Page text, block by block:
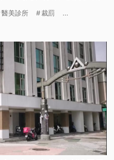
醫美診所 裁罰 ...